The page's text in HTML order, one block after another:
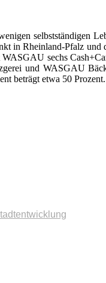
selbstständigen
Rheinland-Pfalz
sechs
und WASGAU
beträgt etwa 50